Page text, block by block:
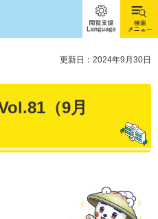
閲覧支
援
Language
検索メ
ニュー
更新日：2024年9月30日
（9月